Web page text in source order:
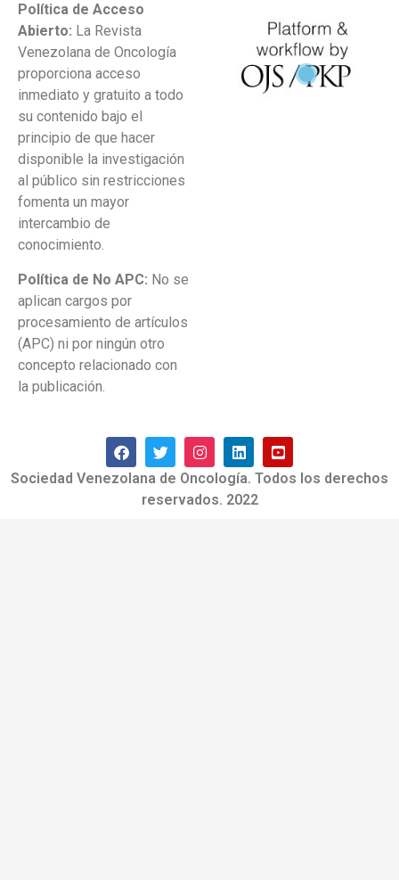
Política de Acceso
Abierto: La Revista
Venezolana de Oncología
proporciona acceso
inmediato y gratuito a todo
su contenido bajo el
principio de que hacer
disponible la investigación
al público sin restricciones
fomenta un mayor
intercambio de
conocimiento.
Política de No APC: No se
aplican cargos por
procesamiento de artículos
(APC) ni por ningún otro
concepto relacionado con
la publicación.
Sociedad Venezolana de Oncología. Todos los derechos
reservados. 2022